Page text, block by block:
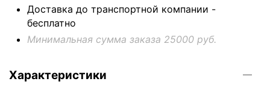
Доставка до транспортной компании -
бесплатно
Минимальная сумма заказа 25000 руб.
Характеристики